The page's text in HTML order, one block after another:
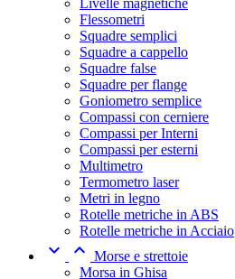
Flessometri
Squadre semplici
Squadre a cappello
Squadre false
Squadre per flange
Goniometro semplice
Compassi con cerniere
Compassi per Interni
Compassi per esterni
Multimetro
Termometro laser
Metri in legno
Rotelle metriche in ABS
Rotelle metriche in Acciaio
  Morse e strettoie
Morsa in Ghisa